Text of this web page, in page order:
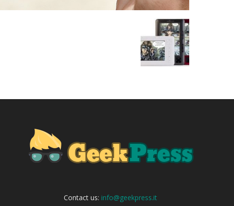
Contact us: info@geekpress.it